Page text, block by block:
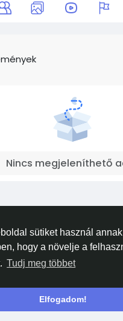
sütiket használ annak
hogy a növelje a
Tudj meg többet
Elfogadom!
Nincs megjeleníthető
feltételek
velünk Könyvtár